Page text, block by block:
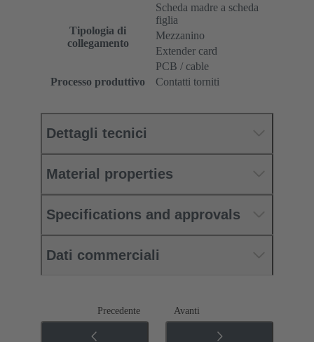
Tipologia di
collegamento
Scheda madre a scheda
figlia
Mezzanino
Extender card
PCB / cable
Processo produttivo
Contatti torniti
Dettagli tecnici
Material properties
Specifications and approvals
Dati commerciali
Precedente Avanti